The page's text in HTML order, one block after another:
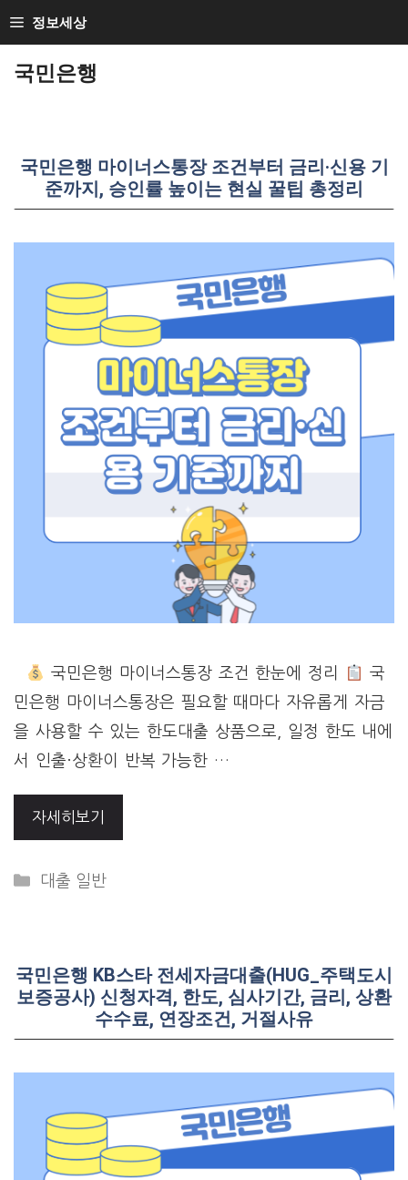
Skip
to
content
정보세상
국민은행
국민은행 마이너스통장 조건부터 금리·신용 기
준까지, 승인률 높이는 현실 꿀팁 총정리
국민은행 마이너스통장 조건 한눈에 정리
국
민은행 마이너스통장은 필요할 때마다 자유롭게 자금
을 사용할 수 있는 한도대출 상품으로, 일정 한도 내에
서 인출·상환이 반복 가능한 …
자세히보기
Categories
대출 일반
국민은행 KB스타 전세자금대출(HUG_주택도시
보증공사) 신청자격, 한도, 심사기간, 금리, 상환
수수료, 연장조건, 거절사유